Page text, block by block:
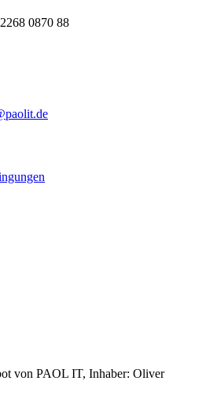
0870 88
von PAOL IT, Inhaber: Oliver